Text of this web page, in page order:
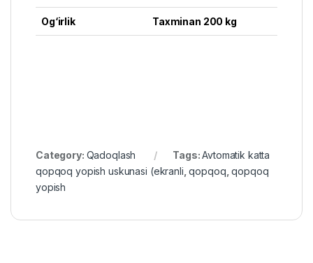
Og‘irlik Taxminan 200 kg
Category: Qadoqlash Tags:Avtomatik katta
qopqoq yopish uskunasi (ekranli ,qopqoq ,qopqoq
yopish